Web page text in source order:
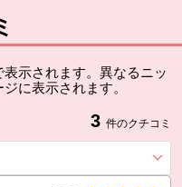
示されます。異なるニッ
に表示されます。
3 件のクチコミ